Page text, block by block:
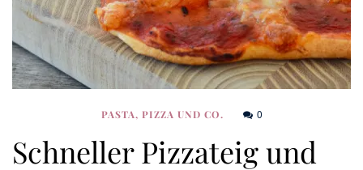
PASTA, PIZZA UND CO. 0
Schneller Pizzateig und